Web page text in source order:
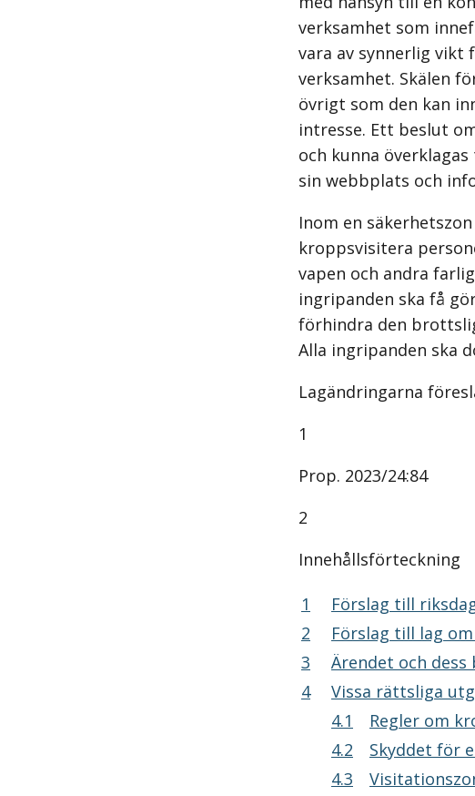
verksamhet som
vara av synnerlig
verksamhet. Skälen
övrigt som den kan
intresse. Ett beslut
och kunna
sin webbplats och
Inom en
kroppsvisitera
vapen och andra
ingripanden ska få
förhindra den
Alla ingripanden ska
Lagändringarna
1
Prop. 2023/24:84
2
Innehållsförteckning
1 Förslag till
2
Förslag till lag om
3
Ärendet och dess
4
Vissa rättsliga
4.1
Regler om
4.2
Skyddet för
4.3